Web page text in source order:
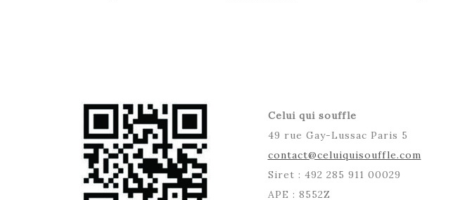
Celui qui souffle
49 rue Gay-Lussac Paris 5
contact@celuiquisouffle.com
Siret : 492 285 911 00029
APE : 8552Z